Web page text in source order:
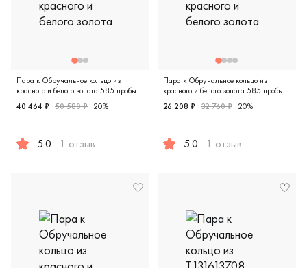
Пара к Обручальное кольцо из
красного и белого золота 585 пробы
ШН21/бк
40 464 ₽ 50 580 ₽ 20%
5.0 1 отзыв
Пара к Обручальное кольцо из
красного и белого золота 585 пробы
ММ-22/бк
26 208 ₽ 32 760 ₽ 20%
5.0 1 отзыв